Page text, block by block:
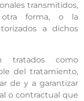
transmitidos,
otra forma, o la
a dichos
tratados como
del tratamiento,
de y a garantizar
o contractual que